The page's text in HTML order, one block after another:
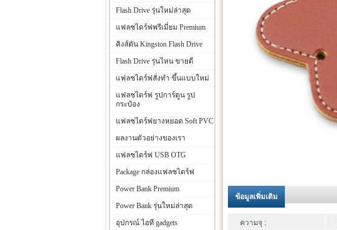
ข้อมูลเพิ่มเติม
ความจุ :
Flash Drive รุ่นใหม่ล่าสุด
แฟลชไดร์ฟพรีเมี่ยม Premium
คิงส์ตัน Kingston Flash Drive
Flash Drive รุ่นไหน ขายดี
แฟลชไดร์ฟสั่งทำ ขึ้นแบบใหม่
แฟลชไดร์ฟ รูปการ์ตูน รูป
กระป๋อง
แฟลชไดร์ฟยางหยอด Soft PVC
ผลงานตัวอย่างของเรา
แฟลชไดร์ฟ USB OTG
Package กล่องแฟลชไดร์ฟ
Power Bank Premium
Power Bank รุ่นใหม่ล่าสุด
อุปกรณ์ ไอที gadgets